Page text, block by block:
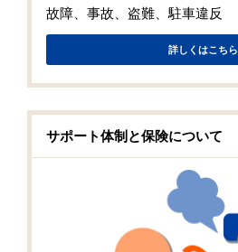
故障、事故、盗難、駐車違反
詳しくはこちら
サポート体制と保険について